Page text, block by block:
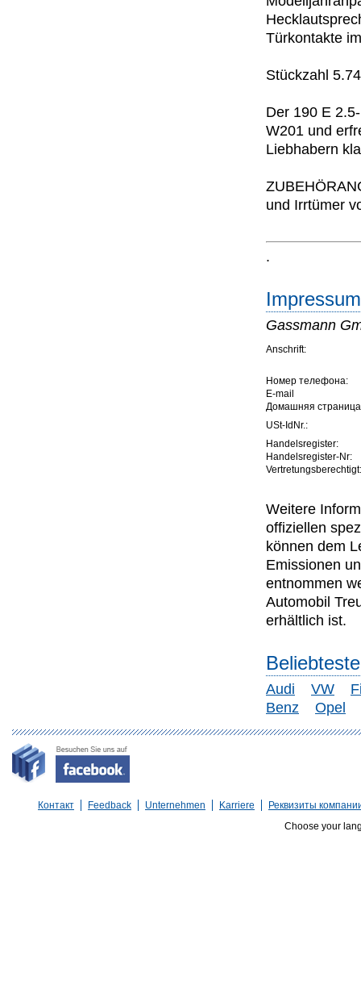
Türkontakte
Stückzahl
Der 190 E
W201 und
Liebhabern
und Irrtümer
.
Gassmann
Anschrift:
Номер телефона:
E-mail
Домашняя
USt-IdNr.:
Handelsregister:
Handelsregister-Nr:
Vertretungsberechtigt:
Weitere
offiziellen
können dem
Emissionen
entnommen
Automobil
erhältlich ist.
Audi VW
Benz
Opel
Контакт Feedback Unternehmen Karriere
Реквизиты
Choose your